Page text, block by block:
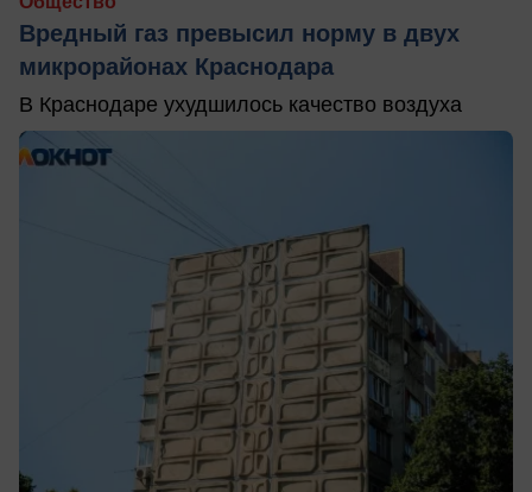
Вредный газ превысил норму в двух
микрорайонах Краснодара
В Краснодаре ухудшилось качество воздуха